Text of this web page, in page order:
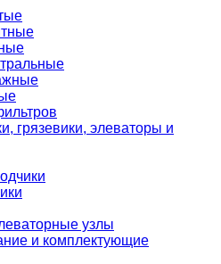
грязевики, элеваторы и
узлы
и комплектующие